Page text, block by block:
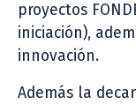
proyectos
iniciación),
innovación.
Además la